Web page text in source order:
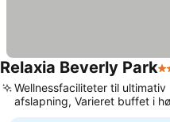
Relaxia Beverly Park3
Wellnessfaciliteter til ultimativ
afslapning, Varieret buffet i
kvalitet